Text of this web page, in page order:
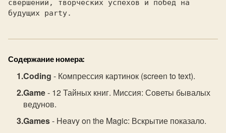
свершений, творческих успехов и побед на
Содержание номера:
Coding - Компрессия картинок (screen to text).
Game- 12 Тайных книг. Миссия: Советы бывалых
ведунов.
Games- Heavy on the Magic: Вскрытие показало.